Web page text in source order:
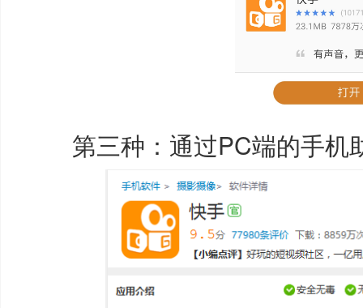
第三种：通过PC端的手机